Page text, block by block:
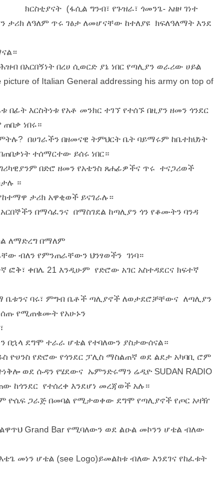
ክርስቲያናት (ፋሲል ግንብ፣ የጉዝራ፣ ጎመንጌ- አዘዞ ገነተ
ታሪክ ለዓለም ጥሩ ገፅታ ለመሆናቸው ከተለያዩ ክፍለዓለማት እንደ
በአርበኝነት በረሀ ሲወርድ ያኔ ነበር የጣሊያን ወራሪው ሀይል
of Italian General addressing his army on top of
እርስትነቱ የአቶ መንክር ተገኘ የተሰኙ በዚያን ዘመን ጎንደር
ነበሩ።
በሀገራችን በዘመናዊ ትምህርት ቤት ባይማሩም ከቤተክህነት
ተሰማርተው ይሰሩ ነበር።
በድሮ ዘመን የአቴንስ ጸሐፊዎችና ጥሩ ተናጋሪወች
።
ታሪክ አዋቂወች ይናገራሉ።
በማሳፈንና በማስገደል ከጣሊያን ጎን የቆሙትን ባንዳ
ለማድረግ በማለም
ብለን የምንጠራቸውን ህንፃወችን ገነባ።
ፎቅ፣ ቀበሌ 21 እንዲሁም የድሮው አገር አስተዳደርና ክፍተኛ
ቤቱንና ባሩ፣ ምግብ ቤቶች ጣሊያኖች ለወታደሮቻቸውና ለጣሊያን
የሚጠቁሙት የአሁኑን
በኋላ ደግሞ ተራራ ሆቴል የተባለውን ያስታውሰናል።
ዮሀንስ የድሮው የጎንደር ፓሊስ ማስልጠኛ ወደ ልደታ አካባቢ ሮም
ወደ ሱዳን የሄደውና ኡምንድሩማን ሬዲዮ SUDAN RADIO
ከጎንደር የተሰረቀ እንደሆነ መረጃወች አሉ።
ዮሴፍ ጋራጅ በመባል የሚታወቀው ደግሞ የጣሊያኖች የጦር አዛዥ
Grand Bar የሚባለውን ወደ ልዑል መኮንን ሆቴል ብለው
መነን ሆቴል (see Logo)ይመልከቱ ብለው እንደገና የከፈቱት